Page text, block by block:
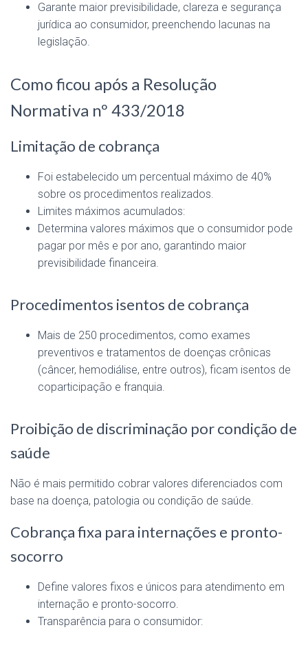
Garante maior previsibilidade, clareza e segurança
jurídica ao consumidor, preenchendo lacunas na
legislação.
Como ficou após a Resolução
Normativa nº 433/2018
Limitação de cobrança
Foi estabelecido um percentual máximo de 40%
sobre os procedimentos realizados.
Limites máximos acumulados:
Determina valores máximos que o consumidor pode
pagar por mês e por ano, garantindo maior
previsibilidade financeira.
Procedimentos isentos de cobrança
Mais de 250 procedimentos, como exames
preventivos e tratamentos de doenças crônicas
(câncer, hemodiálise, entre outros), ficam isentos de
coparticipação e franquia.
Proibição de discriminação por condição de
saúde
Não é mais permitido cobrar valores diferenciados com
base na doença, patologia ou condição de saúde.
Cobrança fixa para internações e pronto-
socorro
Define valores fixos e únicos para atendimento em
internação e pronto-socorro.
Transparência para o consumidor: